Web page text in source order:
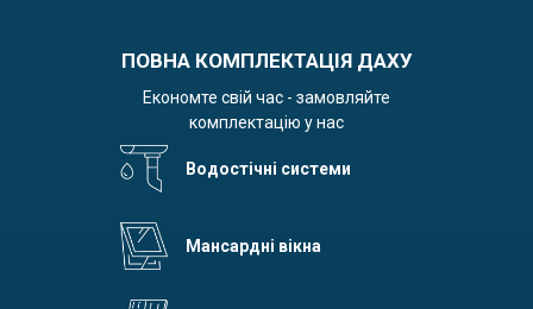
ПОВНА КОМПЛЕКТАЦІЯ ДАХУ
Економте свій час - замовляйте
комплектацію у нас
Мансардні вікна
Водостічні системи